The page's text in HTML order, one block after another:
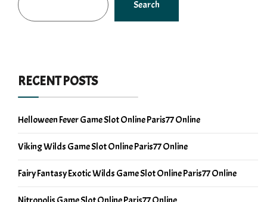
Search
RECENT POSTS
Helloween Fever Game Slot Online Paris77 Online
Viking Wilds Game Slot Online Paris77 Online
Fairy Fantasy Exotic Wilds Game Slot Online Paris77 Online